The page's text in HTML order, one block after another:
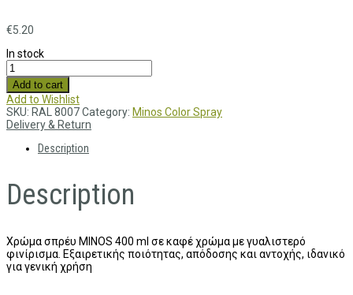
€5.20
In stock
Add to cart
Add to Wishlist
SKU: RAL 8007Category: Minos Color Spray
Delivery & Return
Description
Description
Χρώμα σπρέυ MINOS 400 ml σε καφέ χρώμα με γυαλιστερό
φινίρισμα. Εξαιρετικής ποιότητας, απόδοσης και αντοχής, ιδανικό
για γενική χρήση